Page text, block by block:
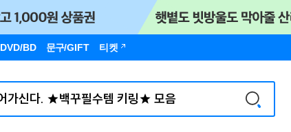
DVD/BD 문구/GIFT 티켓